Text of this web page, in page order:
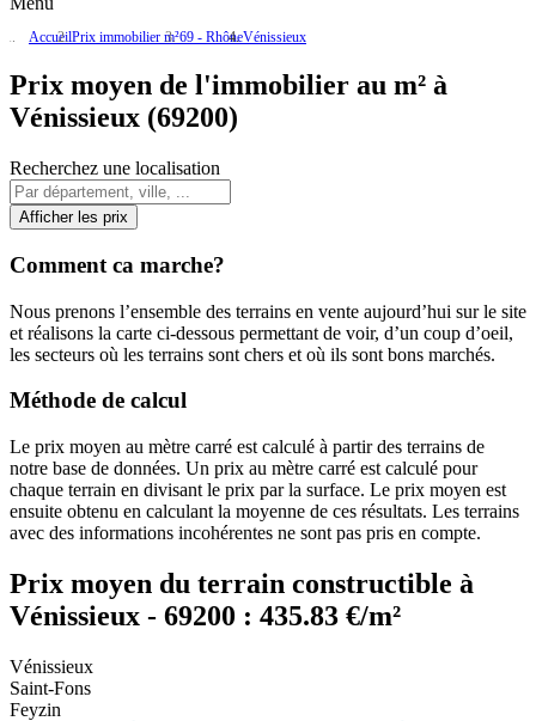
AccueilPrix immobilier m²69 - RhôneVénissieux
Prix moyen de l'immobilier au m² à
Vénissieux (69200)
Recherchez une localisation
Afficher les prix
Comment ca marche?
Nous prenons l’ensemble des terrains en vente aujourd’hui sur le site
et réalisons la carte ci-dessous permettant de voir, d’un coup d’oeil,
les secteurs où les terrains sont chers et où ils sont bons marchés.
Méthode de calcul
Le prix moyen au mètre carré est calculé à partir des terrains de
notre base de données. Un prix au mètre carré est calculé pour
chaque terrain en divisant le prix par la surface. Le prix moyen est
ensuite obtenu en calculant la moyenne de ces résultats. Les terrains
avec des informations incohérentes ne sont pas pris en compte.
Prix moyen du terrain constructible à
Vénissieux - 69200 : 435.83 €/m²
Vénissieux
Saint-Fons
Feyzin